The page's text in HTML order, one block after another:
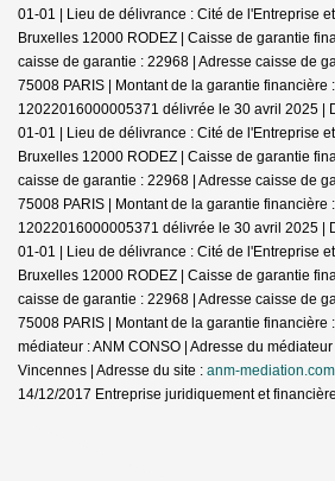
01-01 | Lieu de délivrance : Cité de l'Entreprise
Bruxelles 12000 RODEZ | Caisse de garantie
caisse de garantie : 22968 | Adresse caisse de
75008 PARIS | Montant de la garantie financière
12022016000005371 délivrée le 30 avril 2025 |
01-01 | Lieu de délivrance : Cité de l'Entreprise
Bruxelles 12000 RODEZ | Caisse de garantie
caisse de garantie : 22968 | Adresse caisse de
75008 PARIS | Montant de la garantie financière
12022016000005371 délivrée le 30 avril 2025 |
01-01 | Lieu de délivrance : Cité de l'Entreprise
Bruxelles 12000 RODEZ | Caisse de garantie
caisse de garantie : 22968 | Adresse caisse de
75008 PARIS | Montant de la garantie financière
médiateur : ANM CONSO | Adresse du
Vincennes | Adresse du site : anm-mediation.com
14/12/2017 Entreprise juridiquement et